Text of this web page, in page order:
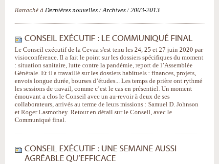
Rattaché à Dernières nouvelles /Archives /2003-2013
CONSEIL EXÉCUTIF : LE COMMUNIQUÉ FINAL
Le Conseil exécutif de la Cevaa s'est tenu les 24, 25 et 27 juin 2020 par
visioconférence. Il a fait le point sur les dossiers spécifiques du moment
: situation sanitaire, lutte contre la pandémie, report de l’Assemblée
Générale. Et il a travaillé sur les dossiers habituels : finances, projets,
envois longue durée, bourses d’études... Les temps de prière ont rythmé
les sessions de travail, comme c’est le cas en présentiel. Un moment
émouvant a clos le Conseil avec un au-revoir à deux de ses
collaborateurs, arrivés au terme de leurs missions : Samuel D. Johnson
et Roger Lasmothey. Retour en détail sur le Conseil, avec le
Communiqué final.
CONSEIL EXÉCUTIF : UNE SEMAINE AUSSI
AGRÉABLE QU’EFFICACE